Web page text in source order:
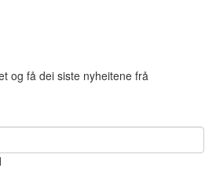
og få dei siste nyheitene frå